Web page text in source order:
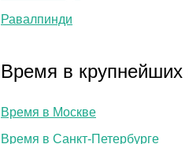
Равалпинди
Время в крупнейших
Время в Москве
Время в Санкт-Петербурге